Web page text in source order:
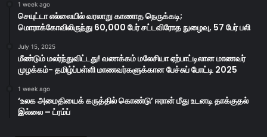
1 week ago
செயுட்டா எல்லையில் வரலாறு காணாத நெருக்கடி;
மொராக்கோவிலிருந்து 60,000 பேர் சட்டவிரோத நுழைவு, 57 பேர் பலி
July 15, 2025
மீண்டும் மலர்ந்துவிட்டது! வணக்கம் மலேசியா ஏற்பாட்டிலான மாணவர்
முழக்கம்- தமிழ்ப்பள்ளி மாணவர்களுக்கான பேச்சுப் போட்டி 2025
1 week ago
‘உலக அமைதியைக் கருத்தில் கொண்டு’ ஈரான் மீது உடனடி தாக்குதல்
இல்லை – ட்ரம்ப்